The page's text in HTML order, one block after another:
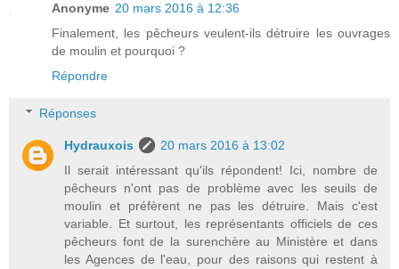
Anonyme 20 mars 2016 à 12:36
Finalement, les pêcheurs veulent-ils détruire les ouvrages
de moulin et pourquoi ?
Répondre
Réponses
Hydrauxois
20 mars 2016 à 13:02
Il serait intéressant qu'ils répondent! Ici, nombre de
pêcheurs n'ont pas de problème avec les seuils de
moulin et préfèrent ne pas les détruire. Mais c'est
variable. Et surtout, les représentants officiels de ces
pêcheurs font de la surenchère au Ministère et dans
les Agences de l'eau, pour des raisons qui restent à